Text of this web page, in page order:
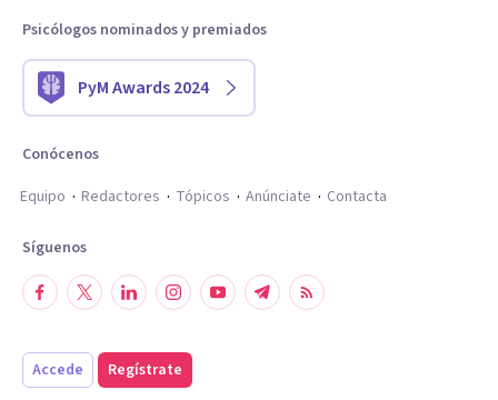
Psicólogos nominados y premiados
PyM Awards 2024
Conócenos
Equipo
Redactores Tópicos Anúnciate Contacta
Síguenos
Accede Regístrate